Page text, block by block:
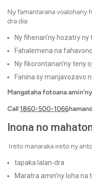
Ny famantarana voalohany
dra dia:
Ny fihenan'ny hozatry ny
Fahalemena na
Ny fikorontanan'ny teny
Fanina sy manjavozavo
Mangataha fotoana
Call1860-500-1066
Inona no
Ireto manaraka ireto ny
tapaka lalan-dra
Maratra amin'ny loha na